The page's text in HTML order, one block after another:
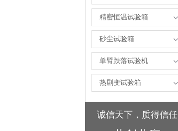
精密恒温试验箱
砂尘试验箱
单臂跌落试验机
热剧变试验箱
诚信天下，质得信任